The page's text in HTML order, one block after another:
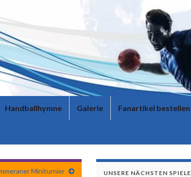
Handballhymne Galerie Fanartikel bestellen
Miniturnier UNSERE NÄCHSTEN SPIELE